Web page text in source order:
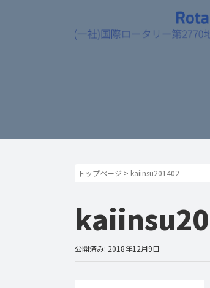
トップページ > kaiinsu201402
公開済み: 2018年12月9日